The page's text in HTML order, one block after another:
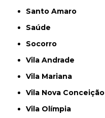
Santo Amaro
Saúde
Socorro
Vila Andrade
Vila Mariana
Vila Nova Conceição
Vila Olímpia